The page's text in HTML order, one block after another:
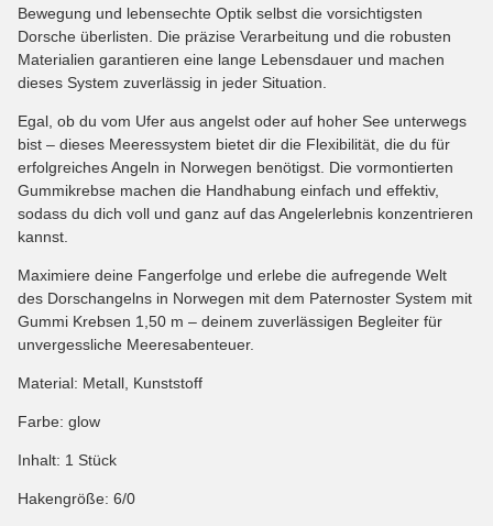
Bewegung und lebensechte Optik selbst die vorsichtigsten
Dorsche überlisten. Die präzise Verarbeitung und die robusten
Materialien garantieren eine lange Lebensdauer und machen
dieses System zuverlässig in jeder Situation.
Egal, ob du vom Ufer aus angelst oder auf hoher See unterwegs
bist – dieses Meeressystem bietet dir die Flexibilität, die du für
erfolgreiches Angeln in Norwegen benötigst. Die vormontierten
Gummikrebse machen die Handhabung einfach und effektiv,
sodass du dich voll und ganz auf das Angelerlebnis konzentrieren
kannst.
Maximiere deine Fangerfolge und erlebe die aufregende Welt
des Dorschangelns in Norwegen mit dem Paternoster System mit
Gummi Krebsen 1,50 m – deinem zuverlässigen Begleiter für
unvergessliche Meeresabenteuer.
Material: Metall, Kunststoff
Farbe: glow
Inhalt: 1 Stück
Hakengröße: 6/0